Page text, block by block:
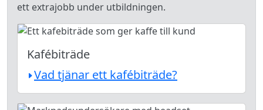
ett extrajobb under utbildningen.
Kafébiträde
Vad tjänar ett kafébiträde?